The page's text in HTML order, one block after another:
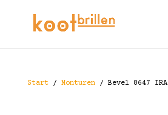
Start/ Monturen/ Bevel 8647 IRA